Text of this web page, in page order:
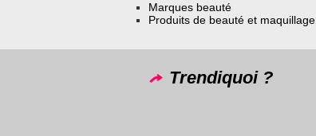
Marques beauté
Produits de beauté et maquillage
Trendiquoi ?